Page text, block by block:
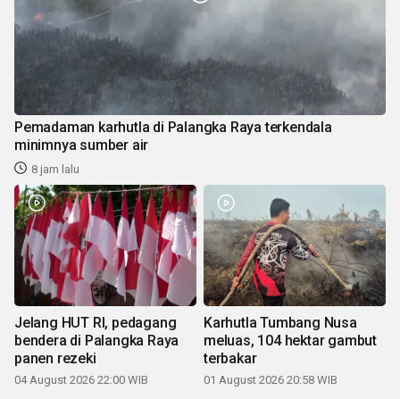
Pemadaman karhutla di Palangka Raya terkendala
minimnya sumber air
8 jam lalu
Jelang HUT RI, pedagang
bendera di Palangka Raya
panen rezeki
04 August 2026 22:00 WIB
Karhutla Tumbang Nusa
meluas, 104 hektar gambut
terbakar
01 August 2026 20:58 WIB